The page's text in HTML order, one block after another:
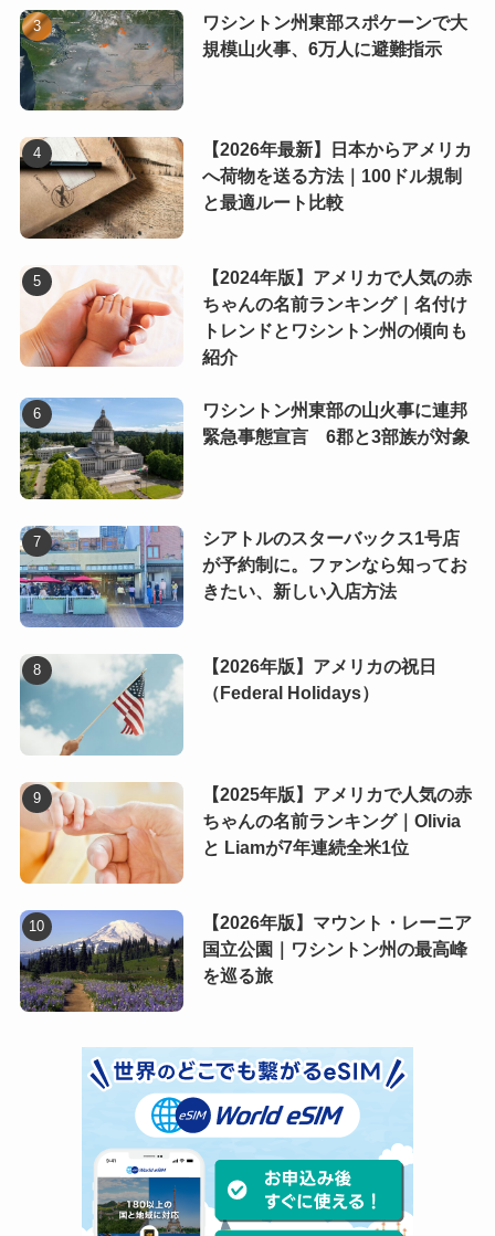
ワシントン州東部スポケーンで大
規模山火事、6万人に避難指示
【2026年最新】日本からアメリカ
へ荷物を送る方法｜100ドル規制
と最適ルート比較
【2024年版】アメリカで人気の赤
ちゃんの名前ランキング｜名付け
トレンドとワシントン州の傾向も
紹介
ワシントン州東部の山火事に連邦
緊急事態宣言 6郡と3部族が対象
シアトルのスターバックス1号店
が予約制に。ファンなら知ってお
きたい、新しい入店方法
【2026年版】アメリカの祝日
（Federal Holidays）
【2025年版】アメリカで人気の赤
ちゃんの名前ランキング｜Olivia
と Liamが7年連続全米1位
【2026年版】マウント・レーニア
国立公園｜ワシントン州の最高峰
を巡る旅